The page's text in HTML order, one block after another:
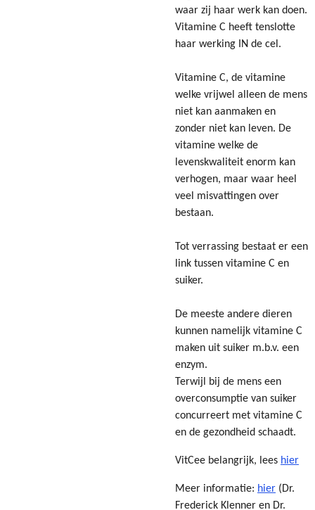
waar zij haar werk kan doen.
Vitamine C heeft tenslotte
haar werking IN de cel.
Vitamine C, de vitamine
welke vrijwel alleen de mens
niet kan aanmaken en
zonder niet kan leven. De
vitamine welke de
levenskwaliteit enorm kan
verhogen, maar waar heel
veel misvattingen over
bestaan.
Tot verrassing bestaat er een
link tussen vitamine C en
suiker.
De meeste andere dieren
kunnen namelijk vitamine C
maken uit suiker m.b.v. een
enzym.
Terwijl bij de mens een
overconsumptie van suiker
concurreert met vitamine C
en de gezondheid schaadt.
VitCee belangrijk, lees hier
Meer informatie: hier (Dr.
Frederick Klenner en Dr.